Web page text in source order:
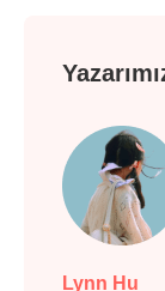
Lynn Hu